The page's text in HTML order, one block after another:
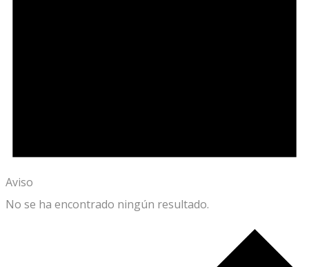
Aviso
No se ha encontrado ningún resultado.